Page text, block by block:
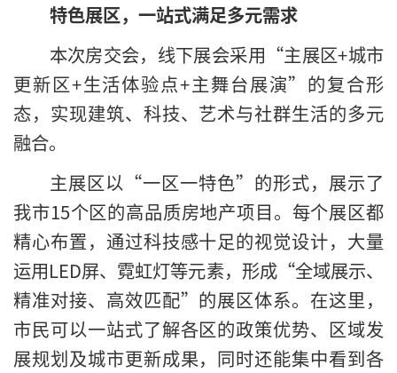
特色展区，一站式满足多元需求
本次房交会，线下展会采用“主展区+城市
更新区+生活体验点+主舞台展演”的复合形
态，实现建筑、科技、艺术与社群生活的多元
融合。
主展区以“一区一特色”的形式，展示了
我市15个区的高品质房地产项目。每个展区都
精心布置，通过科技感十足的视觉设计，大量
运用LED屏、霓虹灯等元素，形成“全域展示、
精准对接、高效匹配”的展区体系。在这里，
市民可以一站式了解各区的政策优势、区域发
展规划及城市更新成果，同时还能集中看到各